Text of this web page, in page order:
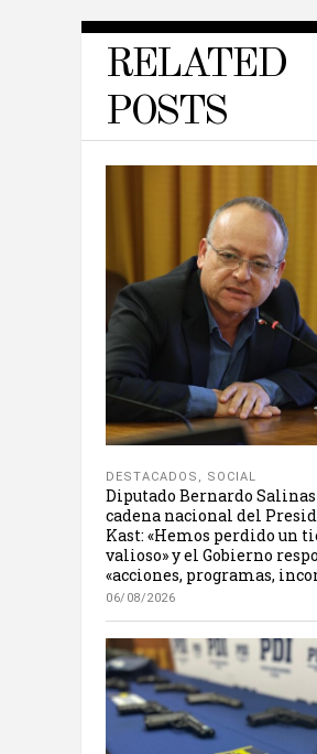
RELATED
POSTS
DESTACADOS , SOCIAL
Diputado Bernardo
cadena nacional del
Kast: «Hemos perdido un
valioso» y el Gobierno
«acciones, programas,
06/08/2026